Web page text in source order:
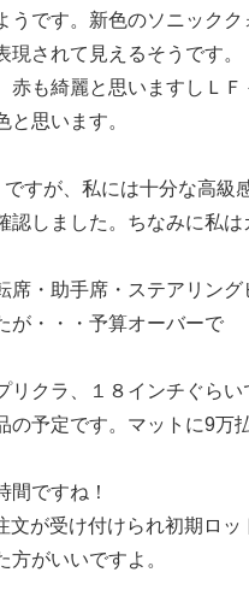
うです。新色のソニックク
されて見えるそうです。
赤も綺麗と思いますしＬ
と思います。
すが、私には十分な高級
認しました。ちなみに私は
席・助手席・ステアリン
が・・・予算オーバーで
リクラ、１８インチぐらい
の予定です。マットに9万
間ですね！
文が受け付けられ初期ロ
方がいいですよ。